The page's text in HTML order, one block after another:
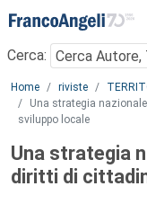
Menu
Cerca:
Main content
Home riviste
Una strategia
sviluppo locale
Una strategia
diritti di